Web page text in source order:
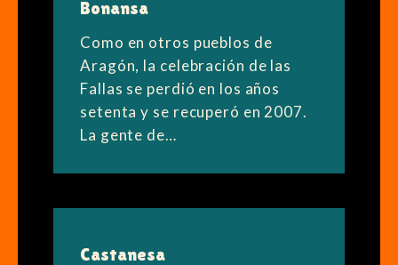
Bonansa
Como en otros pueblos de
Aragón, la celebración de las
Fallas se perdió en los años
setenta y se recuperó en 2007.
La gente de…
Castanesa